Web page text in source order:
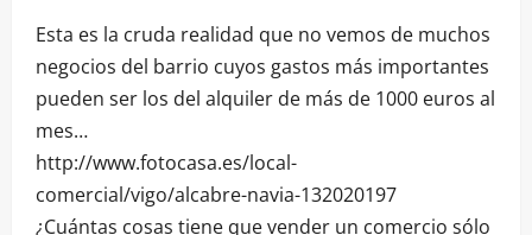
Esta es la cruda realidad que no vemos de muchos
negocios del barrio cuyos gastos más importantes
pueden ser los del alquiler de más de 1000 euros al
mes…
http://www.fotocasa.es/local-
comercial/vigo/alcabre-navia-132020197
¿Cuántas cosas tiene que vender un comercio sólo